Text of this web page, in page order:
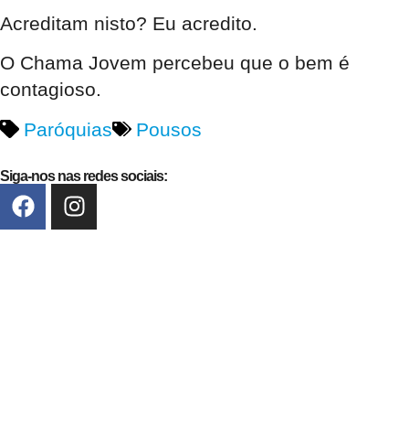
Acreditam nisto? Eu acredito.
O Chama Jovem percebeu que o bem é
contagioso.
Paróquias
Pousos
Siga-nos nas redes sociais: